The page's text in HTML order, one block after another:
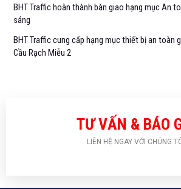
BHT Traffic hoàn thành bàn giao hạng mục An
sáng
BHT Traffic cung cấp hạng mục thiết bị an toàn
Cầu Rạch Miễu 2
TƯ VẤN & BÁO
LIÊN HỆ NGAY VỚI CHÚNG